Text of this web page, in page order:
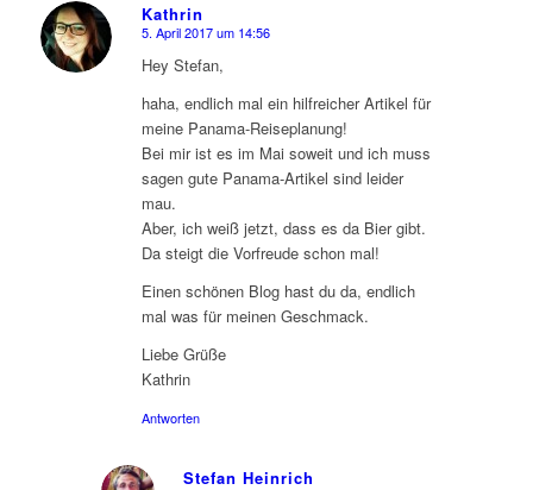
Kathrin
sagte:
5. April 2017 um 14:56
Hey Stefan,
haha, endlich mal ein hilfreicher Artikel für
meine Panama-Reiseplanung!
Bei mir ist es im Mai soweit und ich muss
sagen gute Panama-Artikel sind leider
mau.
Aber, ich weiß jetzt, dass es da Bier gibt.
Da steigt die Vorfreude schon mal!
Einen schönen Blog hast du da, endlich
mal was für meinen Geschmack.
Liebe Grüße
Kathrin
Antworten
Stefan Heinrich